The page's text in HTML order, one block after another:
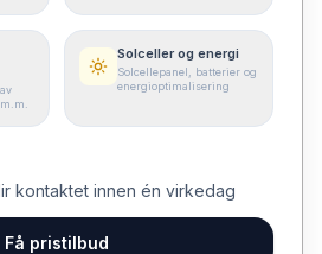
Solceller og energi
Solcellepanel, batterier og
energioptimalisering
kontaktet innen én virkedag
Få pristilbud